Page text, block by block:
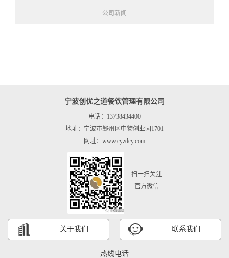
公司新闻
宁波创优之道餐饮管理有限公司
电话：13738434400
地址：宁波市鄞州区中物创业园1701
网址：www.cyzdcy.com
扫一扫关注
官方微信
关于我们 联系我们
热线电话